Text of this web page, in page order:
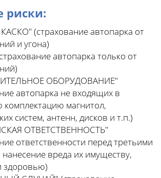
риски:
(страхование автопарка от
и угона)
автопарка только от
ОБОРУДОВАНИЕ"
автопарка не входящих в
комплектацию магнитол,
систем, антенн, дисков и т.п.)
ОТВЕТСТВЕННОСТЬ"
ответственности перед третьими
вреда их имуществу,
здоровью)